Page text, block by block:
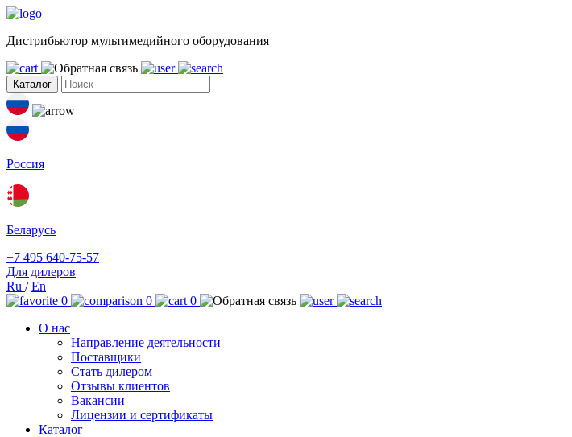
Дистрибьютор мультимедийного оборудования
Каталог
Россия
Беларусь
+7 495 640-75-57
Для дилеров
Ru /En
0
0
0
О нас
Направление деятельности
Поставщики
Стать дилером
Отзывы клиентов
Вакансии
Лицензии и сертификаты
Каталог